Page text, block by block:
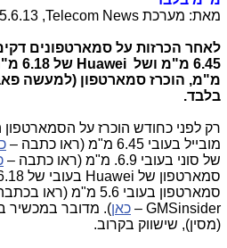
מאת: מערכת Telecom News
, 25.6.13, 10:14
לאחר הכרזות על סמארטפונים
6.45 מ"מ ושל
Huawei
בלבד.
רק לפני כחודש הוכרז על
מובייל בעובי 6.45 מ"מ (ראו כתבה –
של סוני בעובי 6.9. מ"מ (ראו כתבה –
סמארטפון של Huawei
סמארטפון בעובי 5.6 מ"מ (ראו בכתבה מפורטת באתר
GMSinsider
– כאן). מדובר במכשיר
(מסין), שישווק בקרוב.